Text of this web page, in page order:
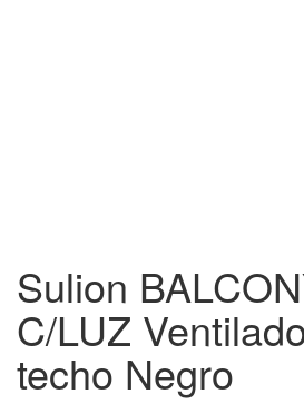
Sulion
C/LUZ
techo Negro